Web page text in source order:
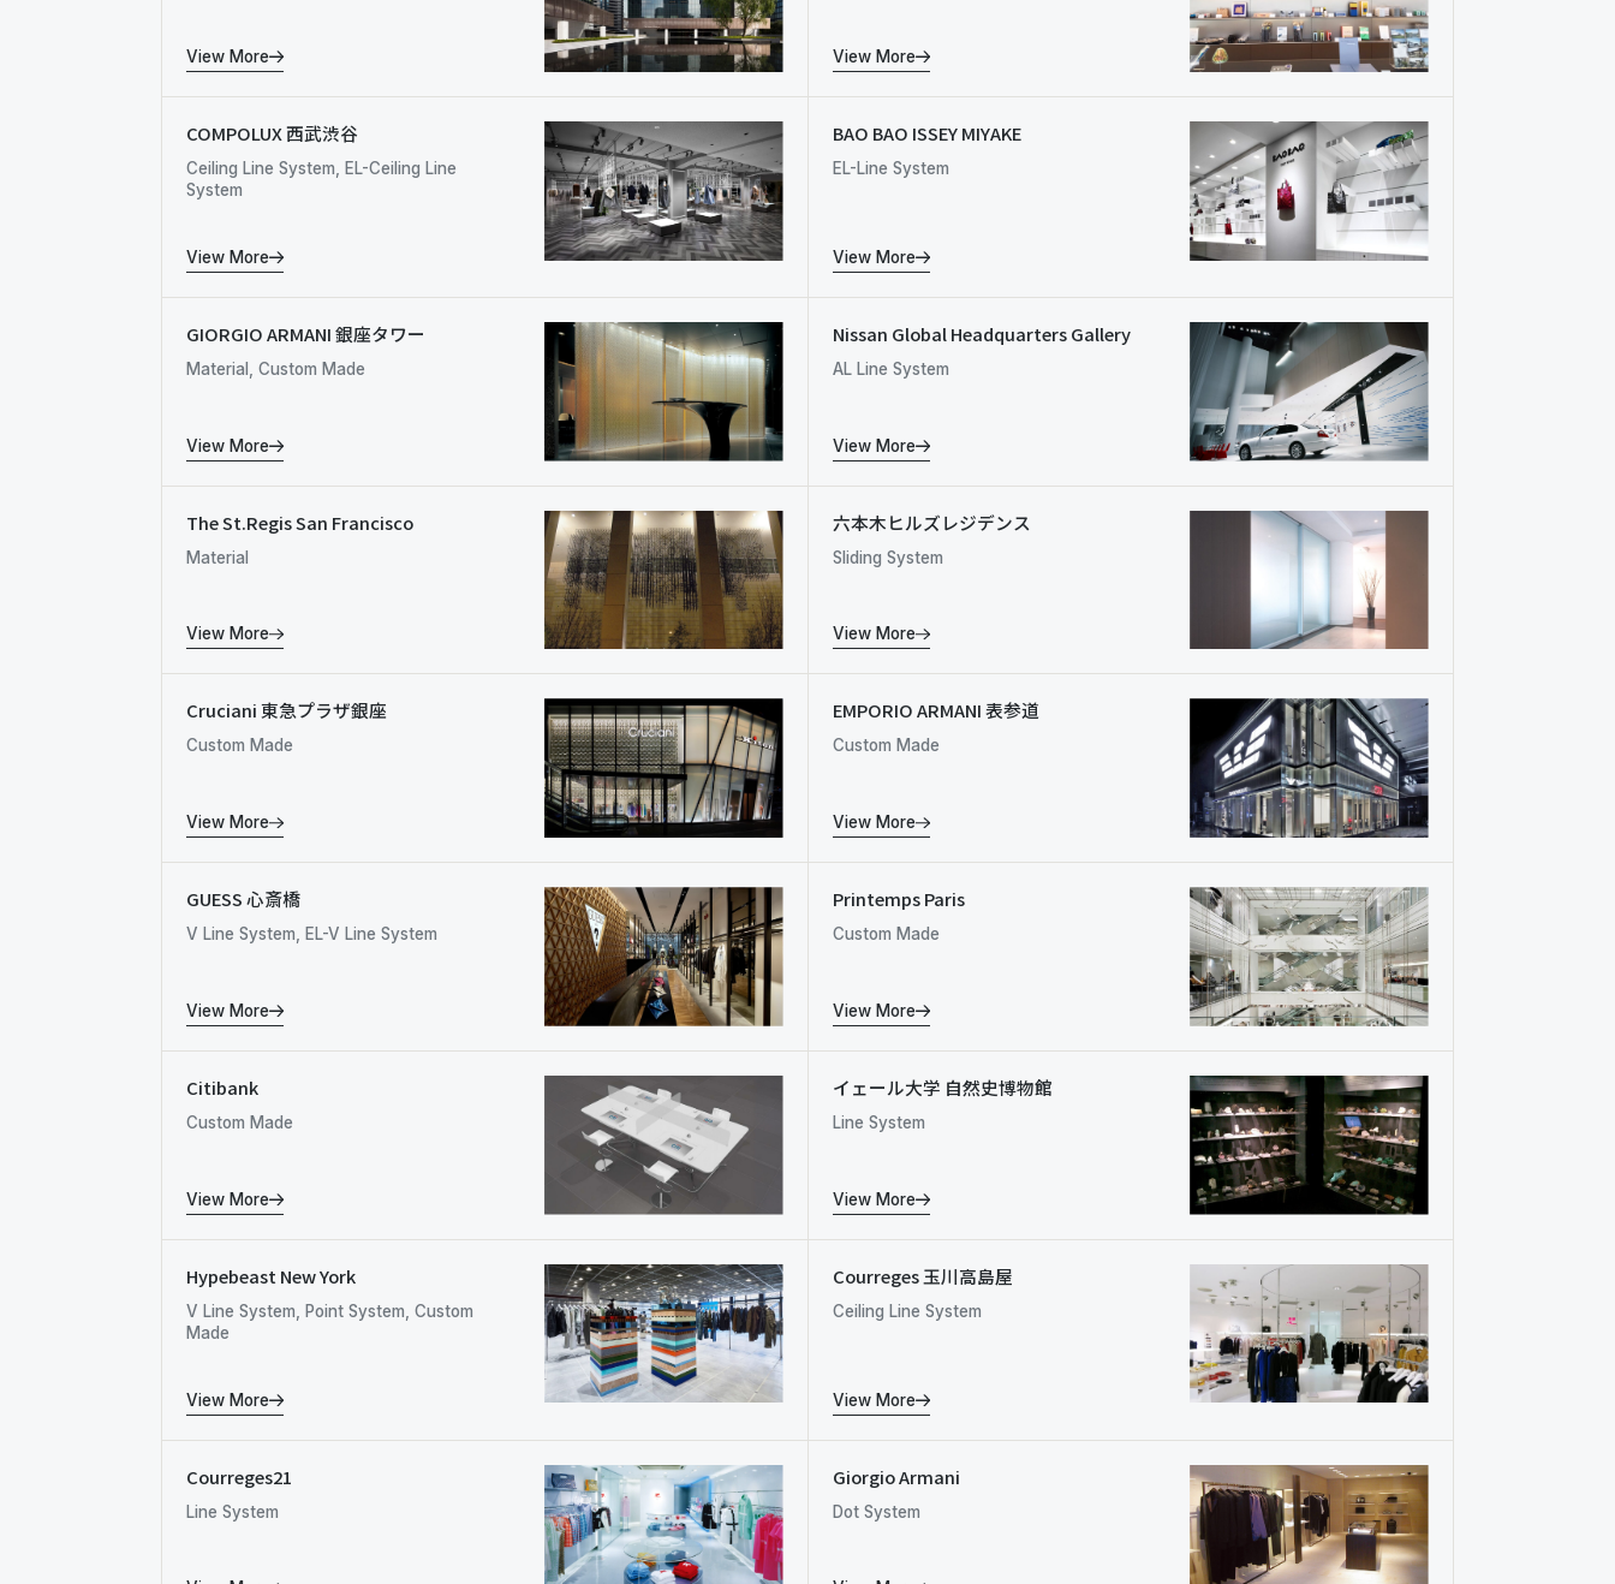
View More View More
COMPOLUX 西武渋谷
Ceiling Line System, EL-Ceiling Line
System
View More
BAO BAO ISSEY MIYAKE
EL-Line System
View More
GIORGIO ARMANI 銀座タワー
Material, Custom Made
View More
Nissan Global Headquarters Gallery
AL Line System
View More
The St.Regis San Francisco
Material
View More
六本木ヒルズレジデンス
Sliding System
View More
Cruciani 東急プラザ銀座
Custom Made
View More
EMPORIO ARMANI 表参道
Custom Made
View More
GUESS 心斎橋
V Line System, EL-V Line System
View More
Printemps Paris
Custom Made
View More
Citibank
Custom Made
View More
イェール大学 自然史博物館
Line System
View More
Hypebeast New York
V Line System, Point System, Custom
Made
View More
Courreges 玉川高島屋
Ceiling Line System
View More
Courreges21
Line System
Giorgio Armani
Dot System